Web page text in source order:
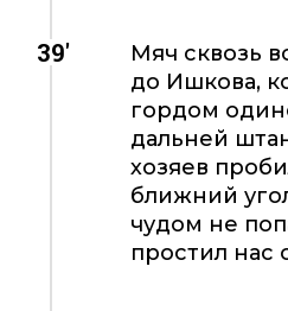
39'
Мяч сквозь
до Ишкова,
гордом
дальней
хозяев
ближний
чудом не
простил нас